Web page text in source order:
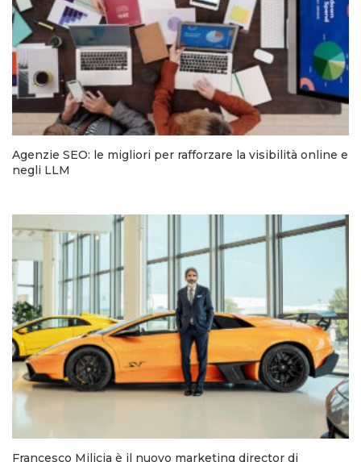
Agenzie SEO: le migliori per rafforzare la visibilità online e
negli LLM
Francesco Milicia è il nuovo marketing director di